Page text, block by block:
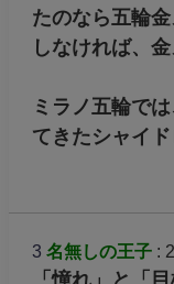
たのなら五輪
しなければ、
ミラノ五輪で
てきたシャイ
3 名無しの王子: